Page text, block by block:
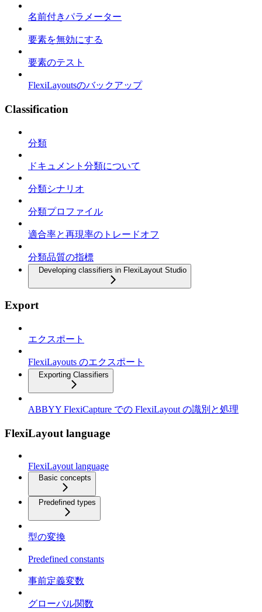
名前付きパラメーター
要素を無効にする
要素のテスト
FlexiLayoutsのバックアップ
Classification
分類
ドキュメント分類について
分類シナリオ
分類プロファイル
適合率と再現率のトレードオフ
分類品質の指標
Developing classifiers in FlexiLayout Studio
Export
エクスポート
FlexiLayouts のエクスポート
Exporting Classifiers
ABBYY FlexiCapture での FlexiLayout の識別と処理
FlexiLayout language
FlexiLayout language
Basic concepts
Predefined types
型の変換
Predefined constants
事前定義変数
グローバル関数